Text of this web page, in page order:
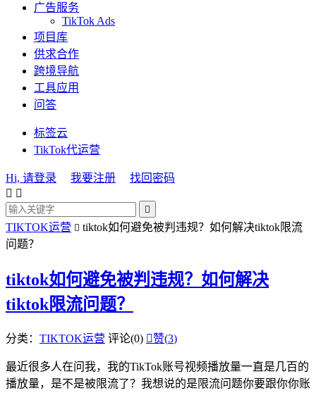
广告服务
TikTok Ads
项目库
供求合作
跨境导航
工具应用
问答
标签云
TikTok代运营
Hi, 请登录 我要注册
找回密码
 

TIKTOK运营  tiktok如何避免被判违规？如何解决tiktok限流
问题？
tiktok如何避免被判违规？如何解决
tiktok限流问题？
分类： TIKTOK运营 评论(0) 赞(3)
最近很多人在问我，我的TikTok账号视频播放量一直是几百的
播放量，是不是被限流了？我想说的是限流问题你要跟你你账